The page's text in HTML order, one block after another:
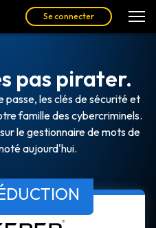
Se connecter
pas pirater.
les clés de sécurité et
famille des cybercriminels.
sur le gestionnaire de mots de
aujourd'hui.